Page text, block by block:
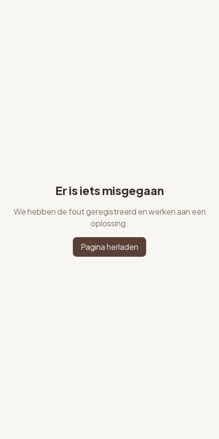
Er is iets misgegaan
We hebben de fout geregistreerd en werken aan een
oplossing.
Pagina herladen